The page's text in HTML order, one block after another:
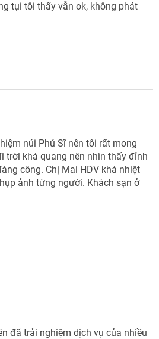
tụi tôi thấy vẫn ok, không phát
núi Phú Sĩ nên tôi rất mong
trời khá quang nên nhìn thấy đỉnh
công. Chị Mai HDV khá nhiệt
ảnh từng người. Khách sạn ở
đã trải nghiệm dịch vụ của nhiều